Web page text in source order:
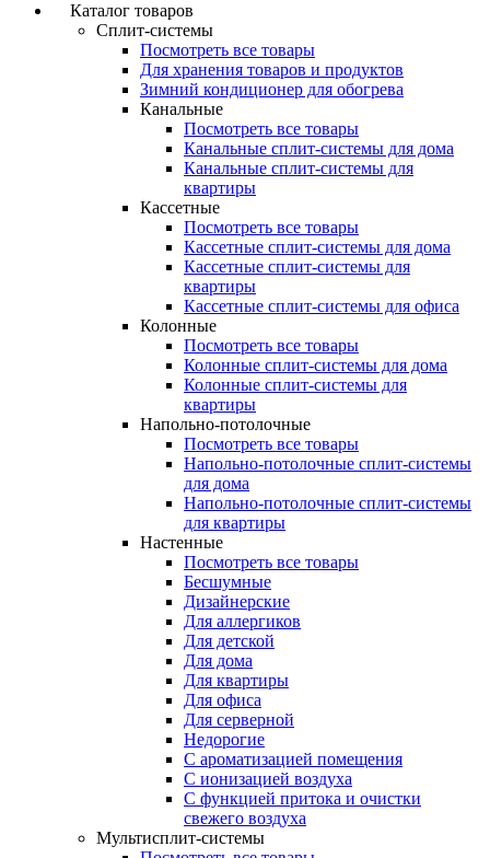
Каталог товаров
Сплит-системы
Посмотреть все товары
Для хранения товаров и продуктов
Зимний кондиционер для обогрева
Канальные
Посмотреть все товары
Канальные сплит-системы для дома
Канальные сплит-системы для
квартиры
Кассетные
Посмотреть все товары
Кассетные сплит-системы для дома
Кассетные сплит-системы для
квартиры
Кассетные сплит-системы для офиса
Колонные
Посмотреть все товары
Колонные сплит-системы для дома
Колонные сплит-системы для
квартиры
Напольно-потолочные
Посмотреть все товары
Напольно-потолочные сплит-системы
для дома
Напольно-потолочные сплит-системы
для квартиры
Настенные
Посмотреть все товары
Бесшумные
Дизайнерские
Для аллергиков
Для детской
Для дома
Для квартиры
Для офиса
Для серверной
Недорогие
С ароматизацией помещения
С ионизацией воздуха
С функцией притока и очистки
свежего воздуха
Мультисплит-системы